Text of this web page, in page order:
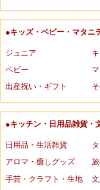
●キッズ・ベビー・マタニ
ジュニア
ベビー
出産祝い・ギフト
●キッチン・日用品雑貨・
日用品・生活雑貨
アロマ・癒しグッズ
手芸・クラフト・生地